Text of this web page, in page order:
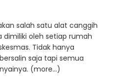
salah satu alat canggih
dimiliki oleh setiap rumah
Tidak hanya
saja tapi semua
(more…)